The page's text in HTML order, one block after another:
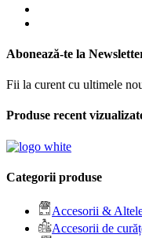
Abonează-te la
Fii la curent cu ultimele
Produse recent
Categorii produse
Accesorii &
Accesorii de